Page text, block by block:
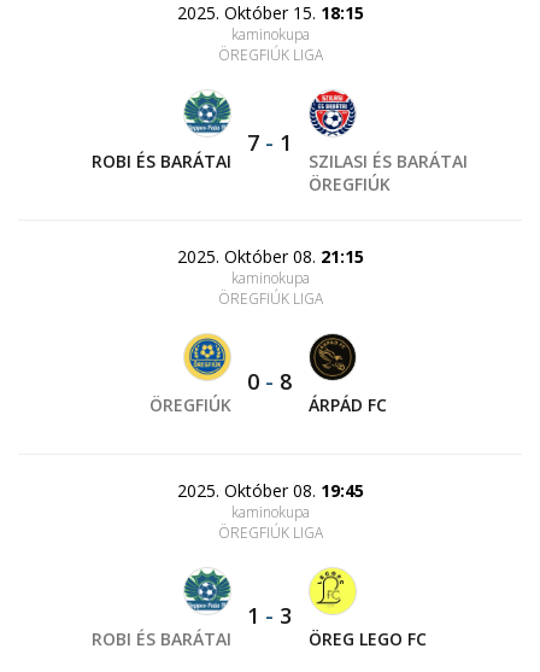
2025. Október 15. 18:15
kaminokupa
ÖREGFIÚK LIGA
ROBI ÉS BARÁTAI
7 - 1
SZILASI ÉS BARÁTAI
ÖREGFIÚK
2025. Október 08. 21:15
kaminokupa
ÖREGFIÚK LIGA
ÖREGFIÚK
0 - 8
ÁRPÁD FC
2025. Október 08. 19:45
kaminokupa
ÖREGFIÚK LIGA
ROBI ÉS BARÁTAI
1 - 3
ÖREG LEGO FC